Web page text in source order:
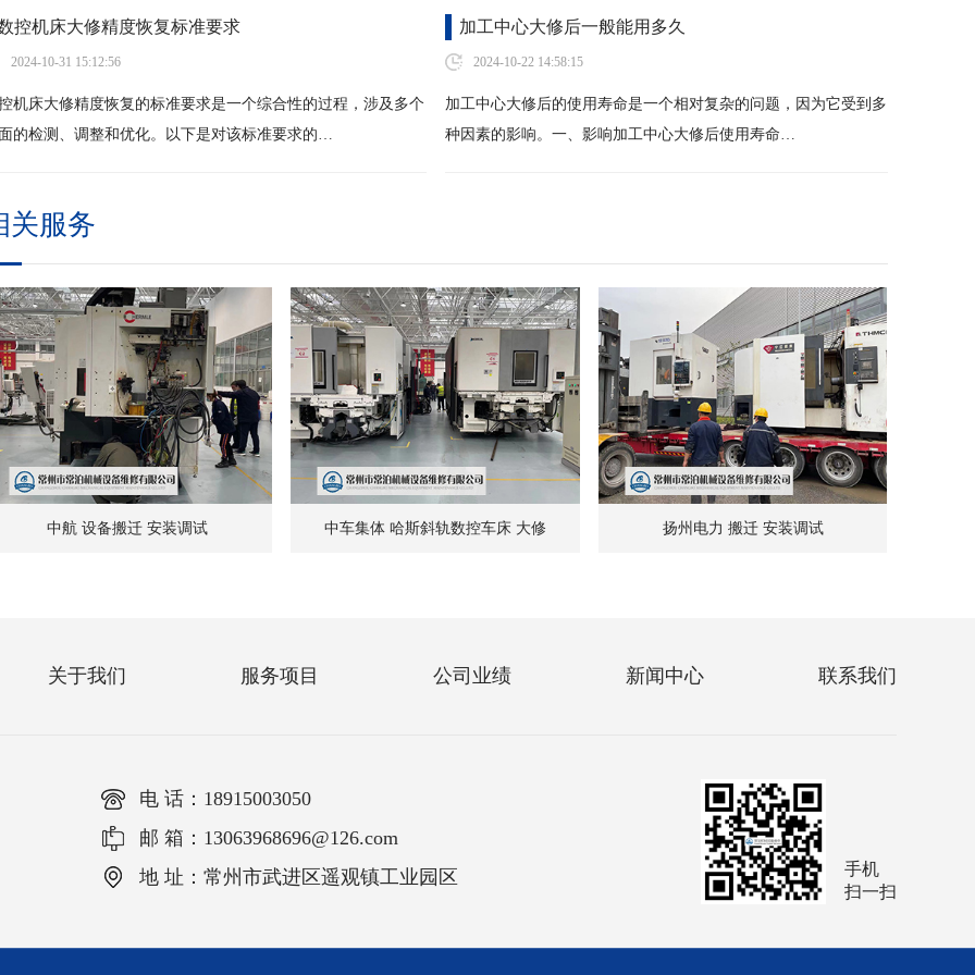
控机床大修精度恢复标准要求
2024-10-31 15:12:56
机床大修精度恢复的标准要求是一个综合性的过程，涉及多个
的检测、调整和优化。以下是对该标准要求的…
加工中心大修后一般能用多久
2024-10-22 14:58:15
加工中心大修后的使用寿命是一个相对复杂的问题，因为它受到多
种因素的影响。一、影响加工中心大修后使用寿命…
关服务
中航 设备搬迁 安装调试 中车集体 哈斯斜轨数控车床 大修 扬州电力 搬迁 安装调试
关于我们 服务项目 公司业绩 新闻中心 联系我们
电 话：18915003050
邮 箱：13063968696@126.com
地 址：常州市武进区遥观镇工业园区
手机
扫一扫